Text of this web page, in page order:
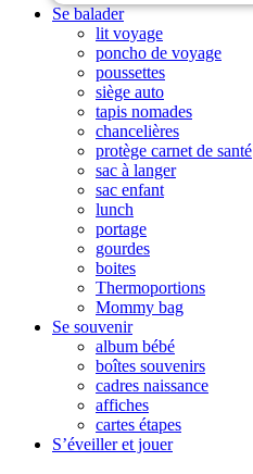
Se balader
lit voyage
poncho de voyage
poussettes
siège auto
tapis nomades
chancelières
protège carnet de santé
sac à langer
sac enfant
lunch
portage
gourdes
boites
Thermoportions
Mommy bag
Se souvenir
album bébé
boîtes souvenirs
cadres naissance
affiches
cartes étapes
S’éveiller et jouer